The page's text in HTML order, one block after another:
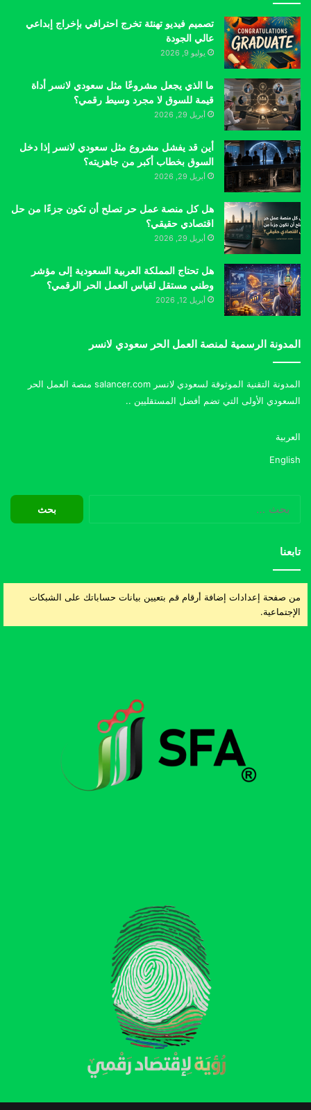
تصميم فيديو تهنئة تخرج احترافي بإخراج إبداعي
عالي الجودة
يوليو 9, 2026
ما الذي يجعل مشروعًا مثل سعودي لانسر أداة
قيمة للسوق لا مجرد وسيط رقمي؟
أبريل 29, 2026
أين قد يفشل مشروع مثل سعودي لانسر إذا دخل
السوق بخطاب أكبر من جاهزيته؟
أبريل 29, 2026
هل كل منصة عمل حر تصلح أن تكون جزءًا من حل
اقتصادي حقيقي؟
أبريل 29, 2026
هل تحتاج المملكة العربية السعودية إلى مؤشر
وطني مستقل لقياس العمل الحر الرقمي؟
أبريل 12, 2026
المدونة الرسمية لمنصة العمل الحر سعودي لانسر
المدونة التقنية الموثوقة لسعودي لانسر salancer.com منصة العمل الحر
السعودي الأولى التي تضم أفضل المستقليين ..
العربية
English
البحث
تابعنا
من صفحة إعدادات إضافة أرقام قم بتعيين بيانات حساباتك على الشبكات
الإجتماعية.